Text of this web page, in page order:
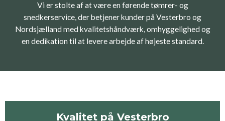
Vi er stolte af at være en førende tømrer- og
snedkerservice, der betjener kunder på Vesterbro og
Nordsjælland med kvalitetshåndværk, omhyggelighed og
en dedikation til at levere arbejde af højeste standard.
Kvalitet på Vesterbro